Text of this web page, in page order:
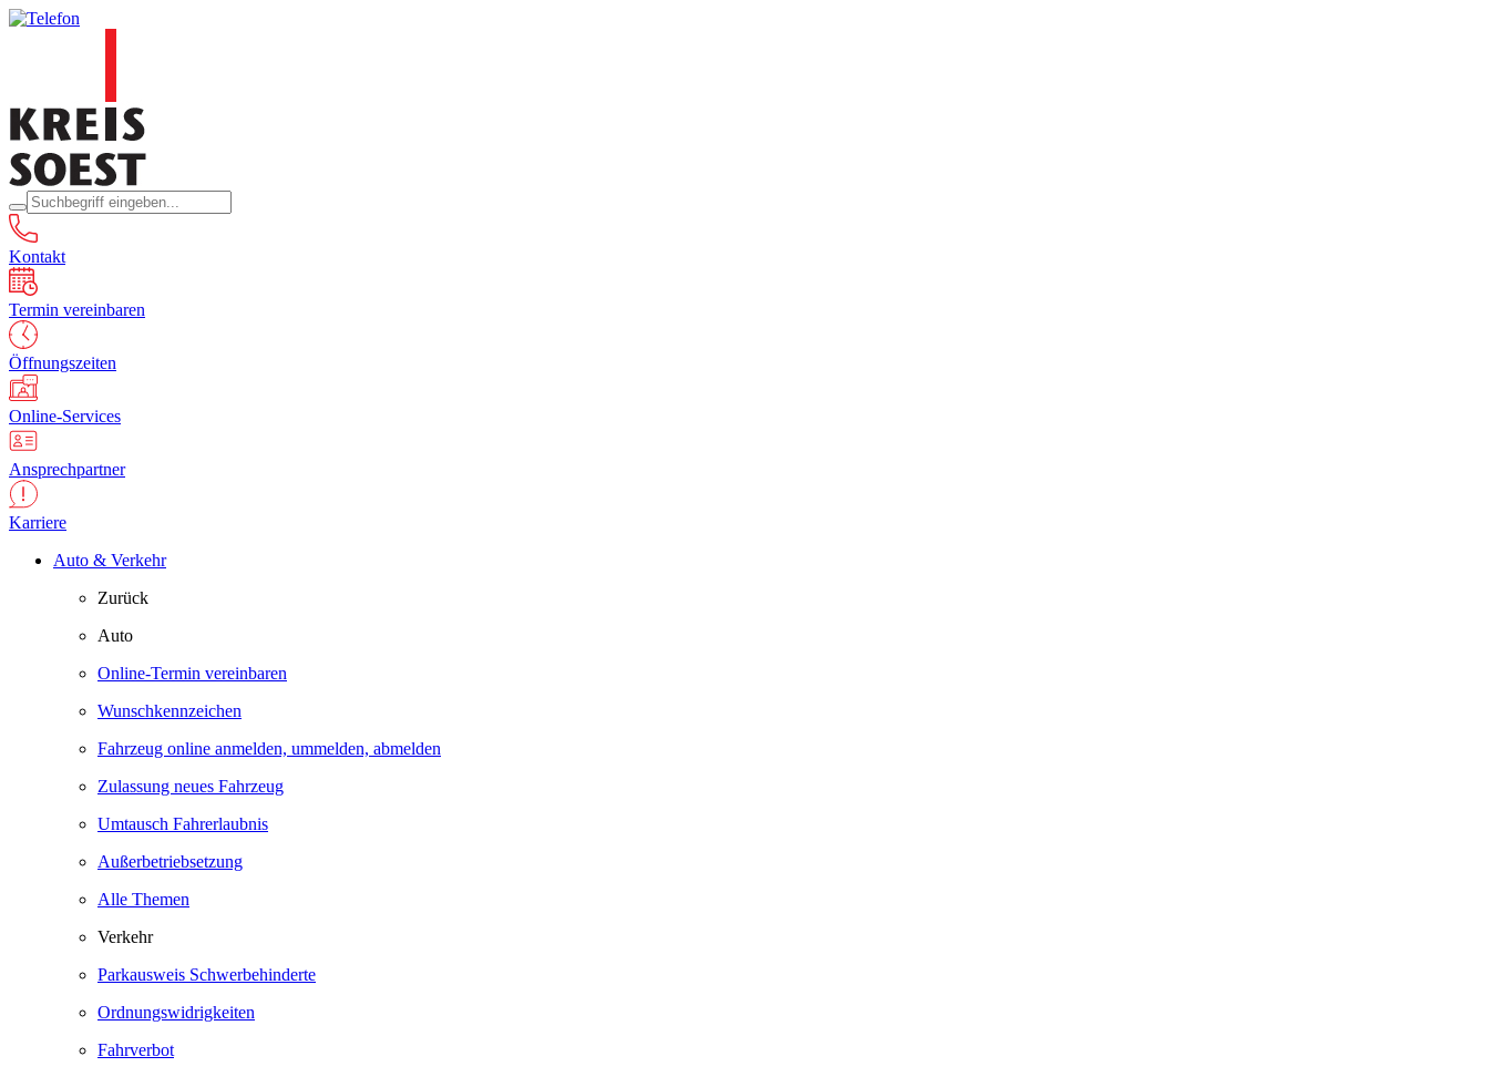
Kontakt
Termin vereinbaren
Öffnungszeiten
Online-Services
Ansprechpartner
Karriere
Auto & Verkehr
Zurück
Auto
Online-Termin vereinbaren
Wunschkennzeichen
Fahrzeug online anmelden, ummelden, abmelden
Zulassung neues Fahrzeug
Umtausch Fahrerlaubnis
Außerbetriebsetzung
Alle Themen
Verkehr
Parkausweis Schwerbehinderte
Ordnungswidrigkeiten
Fahrverbot